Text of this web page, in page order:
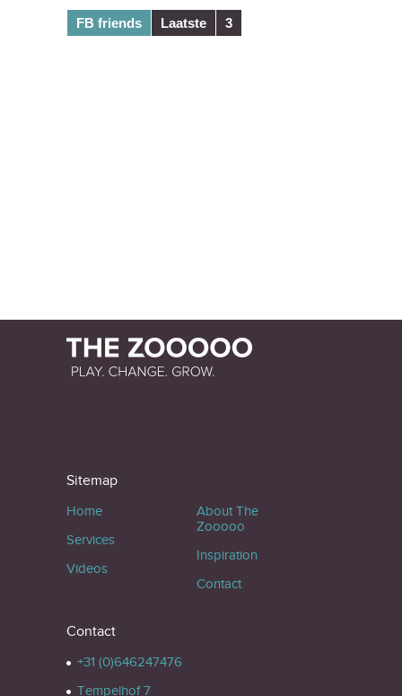
FB friends Laatste 3
Sitemap
Home
Services
Videos
About The
Zooooo
Inspiration
Contact
Contact
+31 (0)646247476
Tempelhof 7